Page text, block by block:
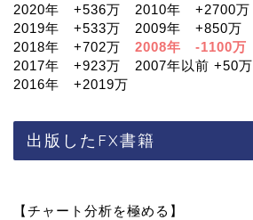
2020年 +536万 2010年 +2700万
2019年 +533万 2009年 +850万
2018年 +702万 2008年 -1100万
2017年 +923万 2007年以前 +50万
2016年 +2019万
出版したFX書籍
【チャート分析を極める】